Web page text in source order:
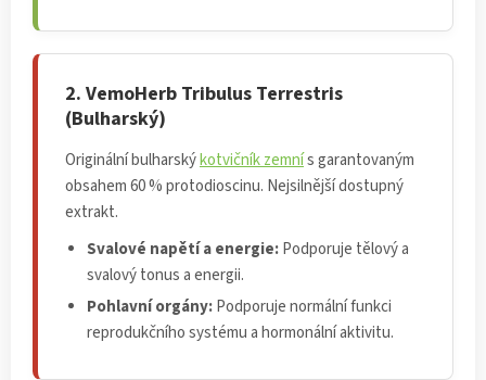
2. VemoHerb Tribulus Terrestris
(Bulharský)
Originální bulharskýkotvičník zemnís garantovaným
obsahem 60 % protodioscinu. Nejsilnější dostupný
extrakt.
Svalové napětí a energie:Podporuje tělový a
svalový tonus a energii.
Pohlavní orgány:Podporuje normální funkci
reprodukčního systému a hormonální aktivitu.